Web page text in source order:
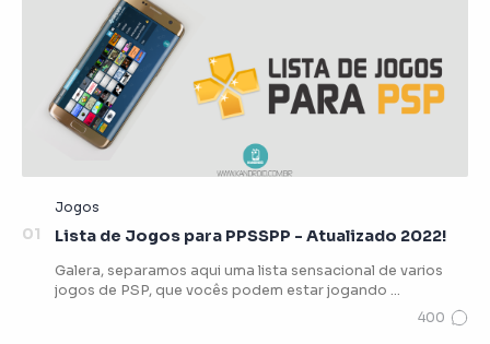
Lista de Jogos para PPSSPP - Atualizado 2022!
Galera, separamos aqui uma lista sensacional de varios
jogos de PSP, que vocês podem estar jogando …